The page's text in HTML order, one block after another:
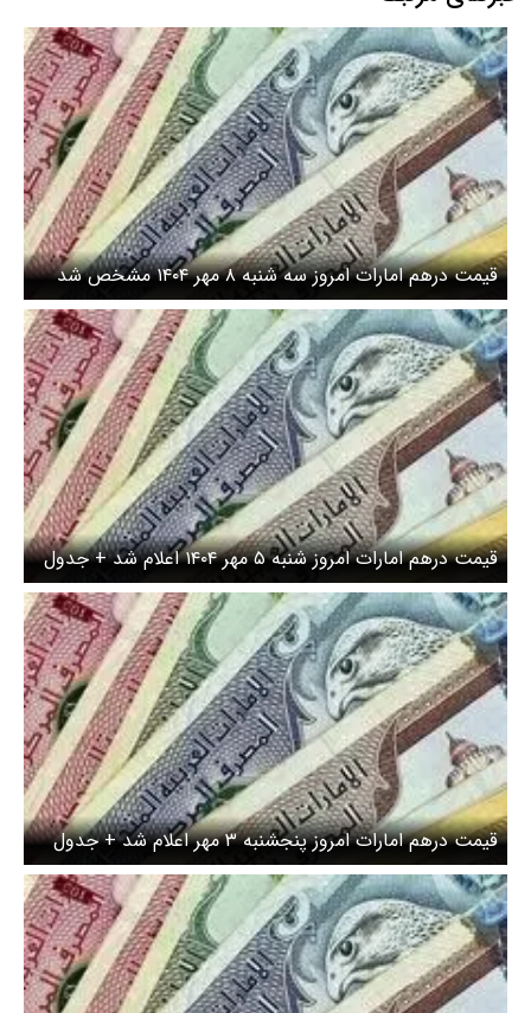
قیمت درهم امارات امروز سه شنبه ۸ مهر ۱۴۰۴ مشخص شد
قیمت درهم امارات امروز شنبه ۵ مهر ۱۴۰۴ اعلام شد + جدول
قیمت درهم امارات امروز پنجشنبه ۳ مهر اعلام شد + جدول